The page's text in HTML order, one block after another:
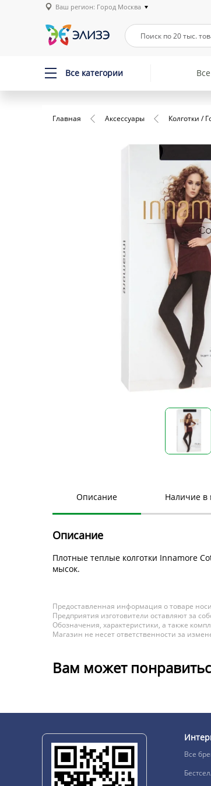
Ваш регион: Город Москва
Все категории
Главная Аксессуары Колготки /
Описание Наличие в
Описание
Плотные теплые колготки Innamore
мысок.
Предоставленная информация о товаре
Предприятия изготовители оставляют за
Обозначения, характеристики, а также
Магазин не несет ответственности за
Вам может
Все